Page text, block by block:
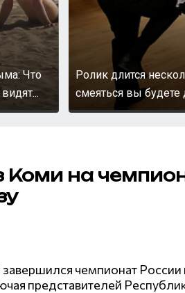
Что
Ролик длится
смеяться вы будете
Коми на
завершился чемпионат
представителей